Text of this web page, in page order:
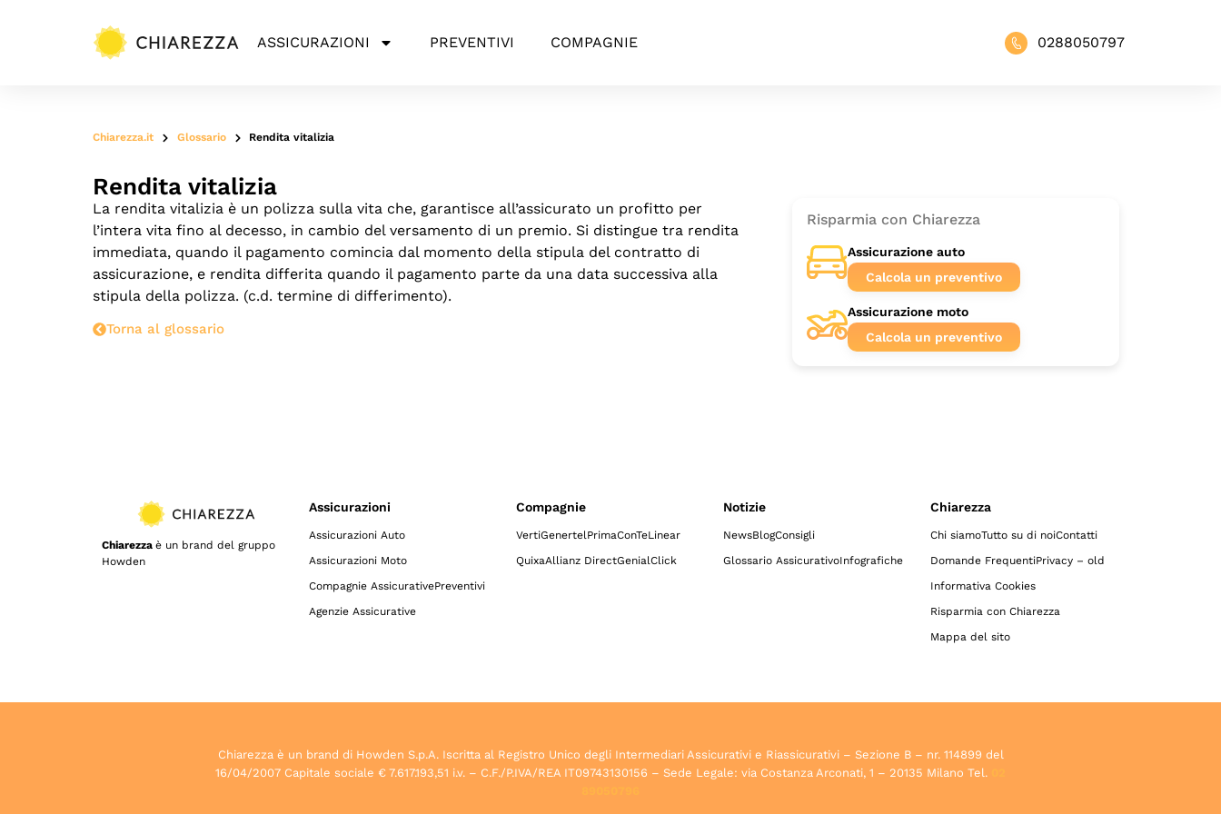
ASSICURAZIONI PREVENTIVI COMPAGNIE 0288050797
Chiarezza.it Glossario Rendita vitalizia
Rendita vitalizia
La rendita vitalizia è un polizza sulla vita che, garantisce all’assicurato un profitto per
l’intera vita fino al decesso, in cambio del versamento di un premio. Si distingue tra rendita
immediata, quando il pagamento comincia dal momento della stipula del contratto di
assicurazione, e rendita differita quando il pagamento parte da una data successiva alla
stipula della polizza. (c.d. termine di differimento).
Torna al glossario
Risparmia con Chiarezza
Assicurazione auto
Calcola un preventivo
Assicurazione moto
Calcola un preventivo
Chiarezza è un brand del gruppo
Howden
Assicurazioni
Assicurazioni Auto
Assicurazioni Moto
Compagnie AssicurativePreventivi
Agenzie Assicurative
Compagnie
VertiGenertelPrimaConTeLinear
QuixaAllianz DirectGenialClick
Notizie
NewsBlogConsigli
Glossario AssicurativoInfografiche
Chiarezza
Chi siamoTutto su di noiContatti
Domande FrequentiPrivacy – old
Informativa Cookies
Risparmia con Chiarezza
Mappa del sito
Chiarezza è un brand di Howden S.p.A. Iscritta al Registro Unico degli Intermediari Assicurativi e Riassicurativi – Sezione B – nr. 114899 del
16/04/2007 Capitale sociale € 7.617.193,51 i.v. – C.F./P.IVA/REA IT09743130156 – Sede Legale: via Costanza Arconati, 1 – 20135 Milano Tel.